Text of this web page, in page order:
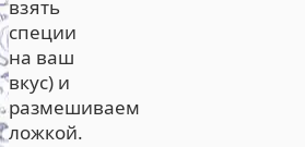
взять
специи
на ваш
вкус) и
размешиваем
ложкой.